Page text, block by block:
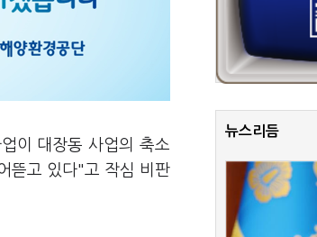
이 대장동 사업의 축소
뜯고 있다"고 작심 비판
뉴스리듬